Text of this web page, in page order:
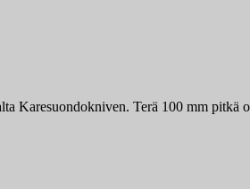
Karesuondokniven. Terä 100 mm